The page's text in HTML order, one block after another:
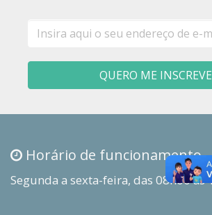
mail
QUERO ME
Horário de funcionamento
Segunda a sexta-feira, das 08h00 às